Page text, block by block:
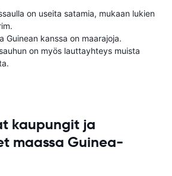
on useita satamia, mukaan lukien
Guinean kanssa on maarajoja.
on myös lauttayhteys muista
kaupungit ja
maassa Guinea-